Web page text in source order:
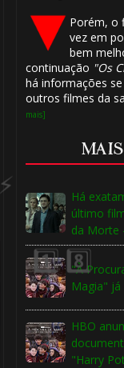
Porém, o
vez em
bem
continuação "Os
há informações
outros filmes da
mais]
Há
último
da Morte
"À
Magia" já
HBO
"Harry
⚡